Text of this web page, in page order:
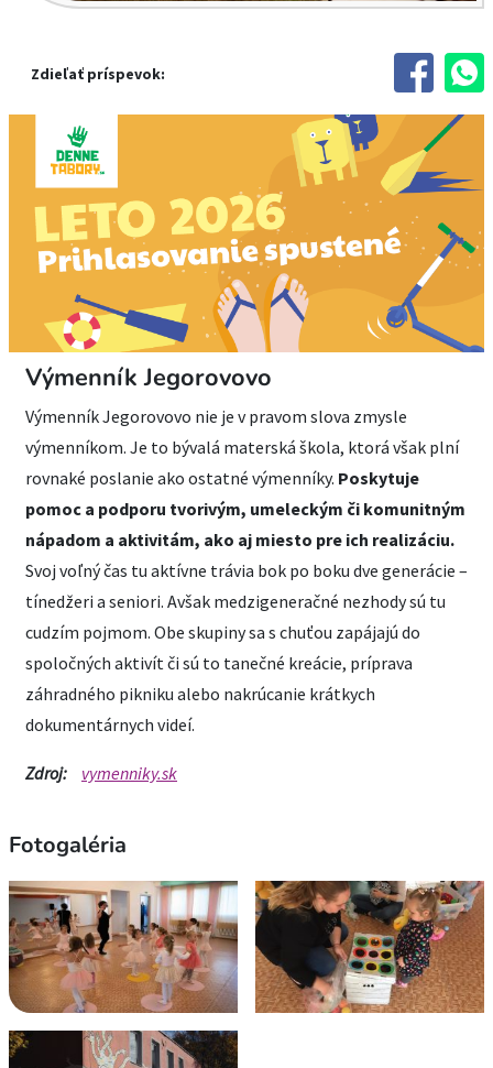
Zdieľať príspevok:
Výmenník Jegorovovo
Výmenník Jegorovovo nie je v pravom slova zmysle
výmenníkom. Je to bývalá materská škola, ktorá však plní
rovnaké poslanie ako ostatné výmenníky. Poskytuje
pomoc a podporu tvorivým, umeleckým či komunitným
nápadom a aktivitám, ako aj miesto pre ich realizáciu.
Svoj voľný čas tu aktívne trávia bok po boku dve generácie –
tínedžeri a seniori. Avšak medzigeneračné nezhody sú tu
cudzím pojmom. Obe skupiny sa s chuťou zapájajú do
spoločných aktivít či sú to tanečné kreácie, príprava
záhradného pikniku alebo nakrúcanie krátkych
dokumentárnych videí.
Zdroj: vymenniky.sk
Fotogaléria